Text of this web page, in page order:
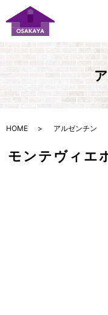
HOME アルゼンチン
モンテヴィ